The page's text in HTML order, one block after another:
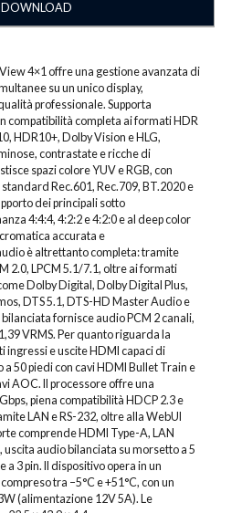
DOWNLOAD
4×1 offre una gestione avanzata di
su un unico display,
professionale. Supporta
compatibilità completa ai formati HDR
HDR10+, Dolby Vision e HLG,
contrastate e ricche di
spazi colore YUV e RGB, con
Rec.601, Rec.709, BT.2020 e
dei principali sotto
4:4:4, 4:2:2 e 4:2:0 e al deep color
accurata e
è altrettanto completa: tramite
2.0, LPCM 5.1/7.1, oltre ai formati
Dolby Digital, Dolby Digital Plus,
DTS 5.1, DTS-HD Master Audio e
bilanciata fornisce audio PCM 2 canali,
VRMS. Per quanto riguarda la
ingressi e uscite HDMI capaci di
50 piedi con cavi HDMI Bullet Train e
AOC. Il processore offre una
piena compatibilità HDCP 2.3 e
LAN e RS-232, oltre alla WebUI
comprende HDMI Type-A, LAN
uscita audio bilanciata su morsetto a 5
a 3 pin. Il dispositivo opera in un
tra –5°C e +51°C, con un
(alimentazione 12V 5A). Le